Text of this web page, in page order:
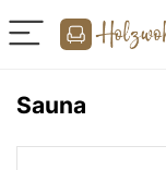
Sauna